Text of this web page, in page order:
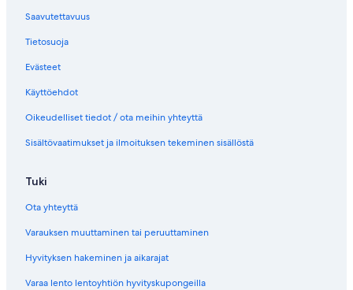
Saavutettavuus
Tietosuoja
Evästeet
Käyttöehdot
Oikeudelliset tiedot / ota meihin yhteyttä
Sisältövaatimukset ja ilmoituksen tekeminen sisällöstä
Tuki
Ota yhteyttä
Varauksen muuttaminen tai peruuttaminen
Hyvityksen hakeminen ja aikarajat
Varaa lento lentoyhtiön hyvityskupongeilla